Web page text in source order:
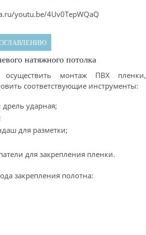
youtu.be/4Uv0TepWQaQ
натяжного потолка
монтаж ПВХ пленки,
соответствующие инструменты:
ударная;
для разметки;
для закрепления пленки.
закрепления полотна: